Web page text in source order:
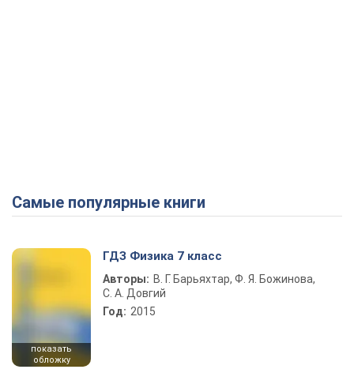
Самые популярные книги
показать
обложку
ГДЗ Физика 7 класс
Авторы: В. Г. Барьяхтар, Ф. Я. Божинова,
С. А. Довгий
Год: 2015